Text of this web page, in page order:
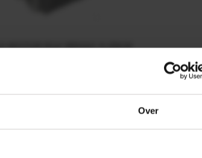
Over
MOTOR B14 380VAC 0,25KW